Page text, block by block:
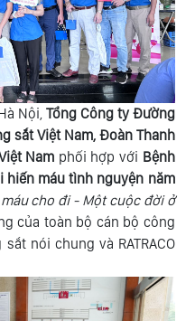
Nội, Tổng Công ty Đường
sắt Việt Nam, Đoàn Thanh
Nam phối hợp với Bệnh
hiến máu tình nguyện năm
cho đi - Một cuộc đời ở
của toàn bộ cán bộ công
nói chung và RATRACO